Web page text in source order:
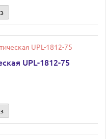
UPL-1812-75